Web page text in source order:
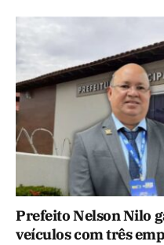
Prefeito Nelson Nilo
veículos com três